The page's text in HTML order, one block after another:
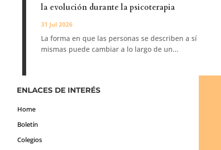
la evolución durante la psicoterapia
31 Jul 2026
La forma en que las personas se describen a sí
mismas puede cambiar a lo largo de un...
ENLACES DE INTERÉS
Home
Boletín
Colegios